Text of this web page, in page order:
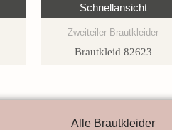
Schnellansicht
Zweiteiler Brautkleider
Brautkleid 82623
Alle Brautkleider